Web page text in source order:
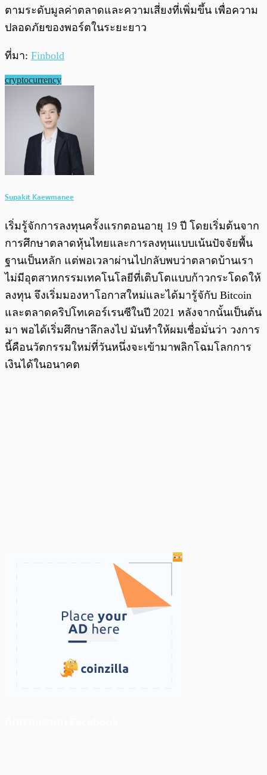
ตามระดับมูลค่าตลาดและความเสี่ยงที่เพิ่มขึ้น เพื่อความ
ปลอดภัยของพอร์ตในระยะยาว
ที่มา: Finbold
cryptocurrency
Supakit Kaewmanee
เริ่มรู้จักการลงทุนครั้งแรกตอนอายุ 19 ปี โดยเริ่มต้นจาก
การศึกษาตลาดหุ้นไทยและการลงทุนแบบเน้นปัจจัยพื้น
ฐานเป็นหลัก แต่พอเวลาผ่านไปกลับพบว่าตลาดบ้านเรา
ไม่มีอุตสาหกรรมเทคโนโลยีที่เติบโตแบบก้าวกระโดดให้
ลงทุน จึงเริ่มมองหาโอกาสใหม่และได้มารู้จักับ Bitcoin
และตลาดคริปโทเคอร์เรนซีในปี 2021 หลังจากนั้นเป็นต้น
มา พอได้เริ่มศึกษาลึกลงไป มันทำให้ผมเชื่อมั่นว่า วงการ
นี้คือนวัตกรรมใหม่ที่วันหนึ่งจะเข้ามาพลิกโฉมโลกการ
เงินได้ในอนาคต